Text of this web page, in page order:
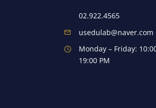
02.922.4565
usedulab@naver.com
Monday – Friday:
19:00 PM